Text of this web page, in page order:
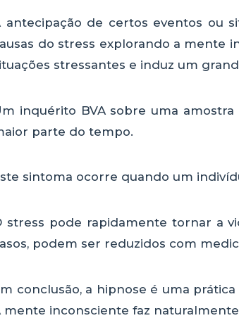
antecipação de certos eventos ou
do stress explorando a mente
stressantes e induz um
inquérito BVA sobre uma
parte do tempo.
sintoma ocorre quando um
stress pode rapidamente tornar a
podem ser reduzidos com
conclusão, a hipnose é uma
mente inconsciente faz